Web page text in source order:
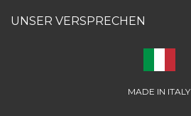
UNSER VERSPRECHEN
MADE IN ITALY